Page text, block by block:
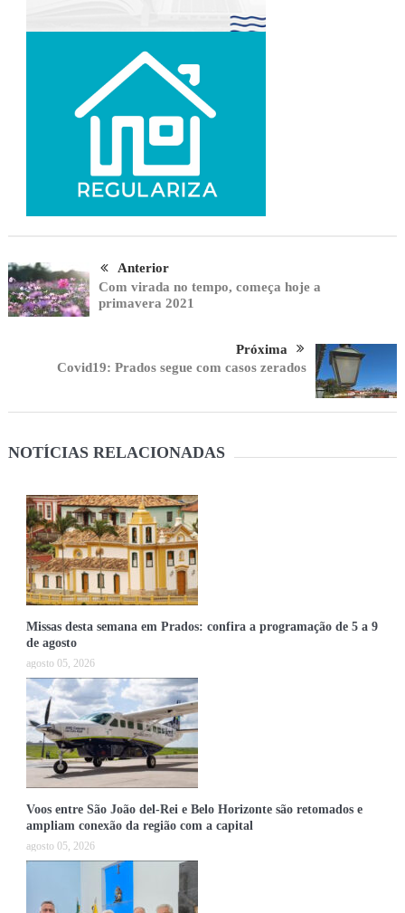
Anterior
Com virada no tempo, começa hoje a
primavera 2021
Próxima
Covid19: Prados segue com casos zerados
NOTÍCIAS RELACIONADAS
Missas desta semana em Prados: confira a programação de 5 a 9
de agosto
agosto 05, 2026
Voos entre São João del-Rei e Belo Horizonte são retomados e
ampliam conexão da região com a capital
agosto 05, 2026